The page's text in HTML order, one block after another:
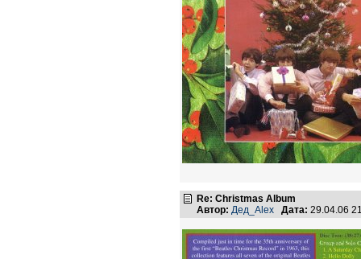
Re: Christmas Album
Автор: Дед_Alex Дата: 29.04.06